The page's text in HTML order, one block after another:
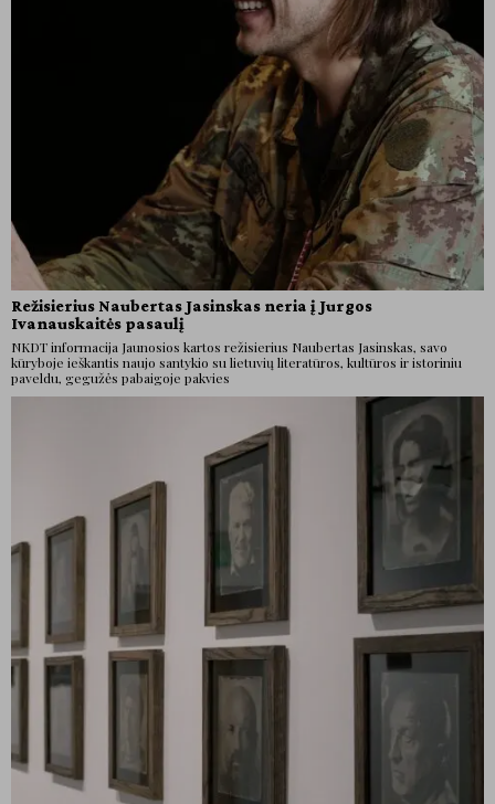
Režisierius Naubertas Jasinskas neria į Jurgos
Ivanauskaitės pasaulį
NKDT informacija Jaunosios kartos režisierius Naubertas Jasinskas, savo
kūryboje ieškantis naujo santykio su lietuvių literatūros, kultūros ir istoriniu
paveldu, gegužės pabaigoje pakvies